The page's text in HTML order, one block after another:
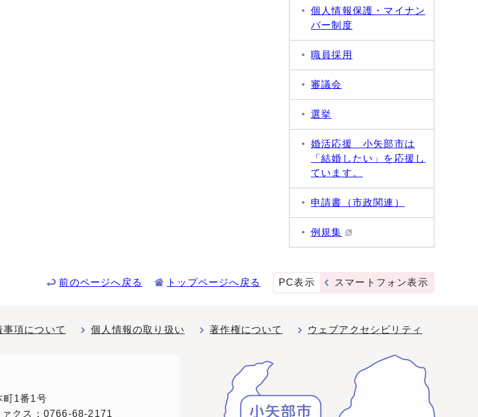
個人情報保護・マイナン
バー制度
職員採用
審議会
選挙
婚活応援 小矢部市は
「結婚したい」を応援し
ています。
申請書（市政関連）
例規集
前のページへ戻る トップページへ戻る PC表示 スマートフォン表示
事項について 個人情報の取り扱い 著作権について ウェブアクセシビリティ
町1番1号
クス：0766-68-2171